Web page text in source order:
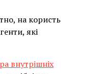
на користь
які
внутрішніх